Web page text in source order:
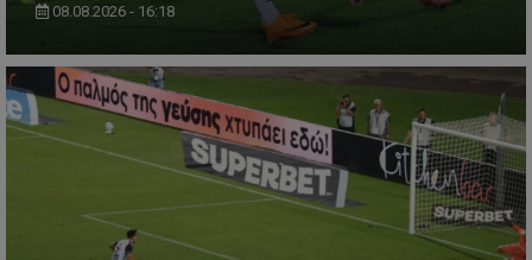
08.08.2026 - 16:18